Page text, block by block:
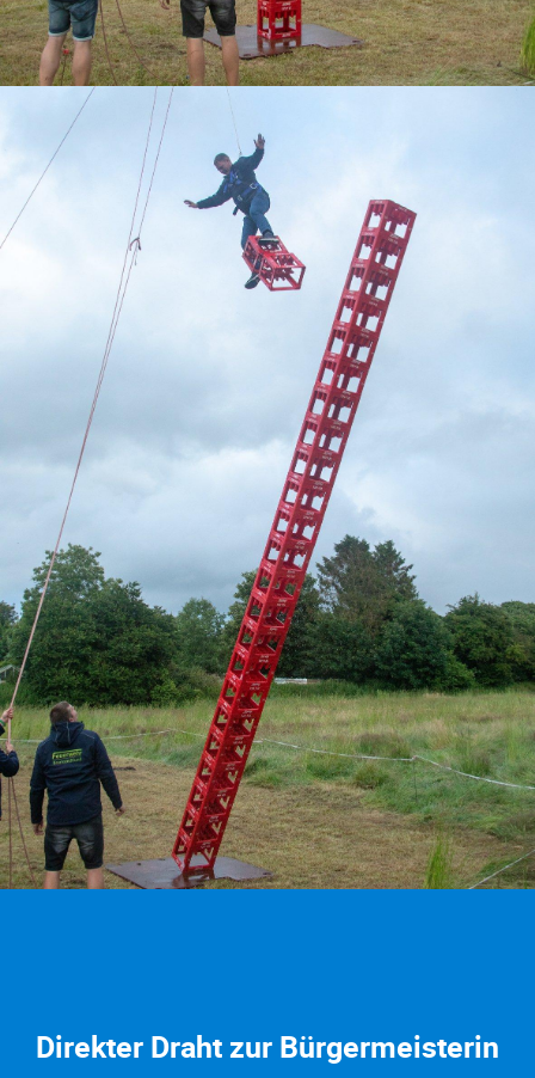
Direkter Draht zur Bürgermeisterin